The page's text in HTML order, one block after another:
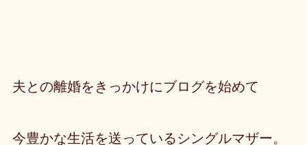
夫との離婚をきっかけにブログを始めて
今豊かな生活を送っているシングルマザー。